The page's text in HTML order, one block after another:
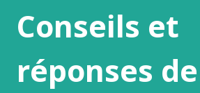
Conseils et
réponses de